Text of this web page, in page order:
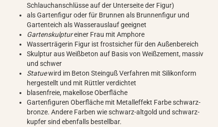
Schlauchanschlüsse auf der Unterseite der Figur)
als Gartenfigur oder für Brunnen als Brunnenfigur und
Gartenteich als Wasserauslauf geeignet
Gartenskulptureiner Frau mit Amphore
Wasserträgerin Figur ist frostsicher für den Außenbereich
Skulptur aus Weißbeton auf Basis von Weißzement, massiv
und schwer
Statuewird im Beton Steinguß Verfahren mit Silikonform
hergestellt und mit Rüttler verdichtet
blasenfreie, makellose Oberfläche
Gartenfiguren Oberfläche mit Metalleffekt Farbe schwarz-
bronze. Andere Farben wie schwarz-altgold und schwarz-
kupfer sind ebenfalls bestellbar.